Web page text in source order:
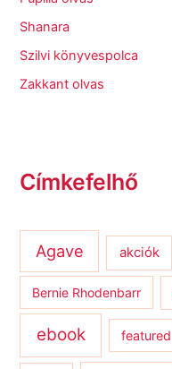
Shanara
Szilvi könyvespolca
Zakkant olvas
Címkefelhő
Agave akciók
Bernie Rhodenbarr
ebook featured